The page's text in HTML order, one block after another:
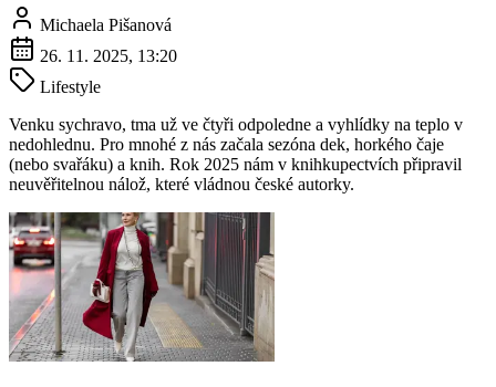
Michaela Pišanová
26. 11. 2025, 13:20
Lifestyle
Venku sychravo, tma už ve čtyři odpoledne a vyhlídky na teplo v
nedohlednu. Pro mnohé z nás začala sezóna dek, horkého čaje
(nebo svařáku) a knih. Rok 2025 nám v knihkupectvích připravil
neuvěřitelnou nálož, které vládnou české autorky.